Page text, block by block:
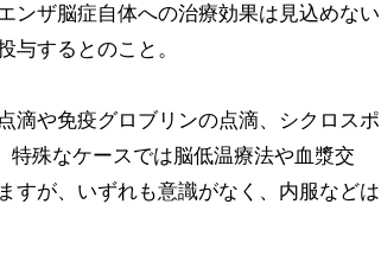
ンザ脳症自体への治療効果は見込めない
与するとのこと。
滴や免疫グロブリンの点滴、シクロスポ
殊なケースでは脳低温療法や血漿交
すが、いずれも意識がなく、内服などは